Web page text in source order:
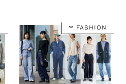
FASHION